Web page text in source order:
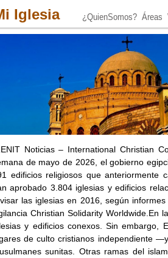
Iglesia ¿QuienSomos? Áreas
Noticias – International Christian
de mayo de 2026, el gobierno
edificios religiosos que anteriormente
aprobado 3.804 iglesias y edificios
las iglesias en 2016, según
Christian Solidarity Worldwide.En
y edificios conexos. Sin embargo,
de culto cristianos independiente
sunitas. Otras ramas del